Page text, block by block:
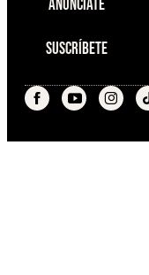
Anúnciate
Suscríbete